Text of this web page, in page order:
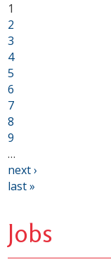
1
2
3
4
5
6
7
8
9
…
next ›
last »
Jobs